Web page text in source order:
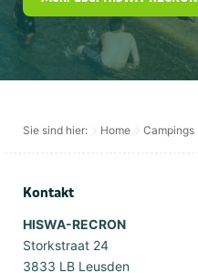
Sie sind hier: Home Campings
Kontakt
HISWA-RECRON
Storkstraat 24
3833 LB Leusden